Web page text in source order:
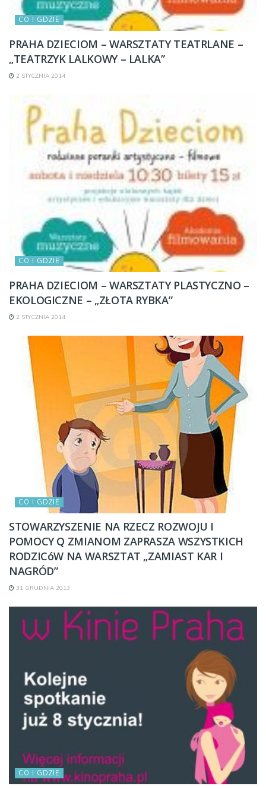
CO I GDZIE
PRAHA DZIECIOM – WARSZTATY TEATRLANE –
„TEATRZYK LALKOWY – LALKA”
2 STYCZNIA 2014
CO I GDZIE
PRAHA DZIECIOM – WARSZTATY PLASTYCZNO –
EKOLOGICZNE – „ZŁOTA RYBKA”
2 STYCZNIA 2014
CO I GDZIE
STOWARZYSZENIE NA RZECZ ROZWOJU I
POMOCY Q ZMIANOM ZAPRASZA WSZYSTKICH
RODZICóW NA WARSZTAT „ZAMIAST KAR I
NAGRÓD”
31 GRUDNIA 2013
CO I GDZIE